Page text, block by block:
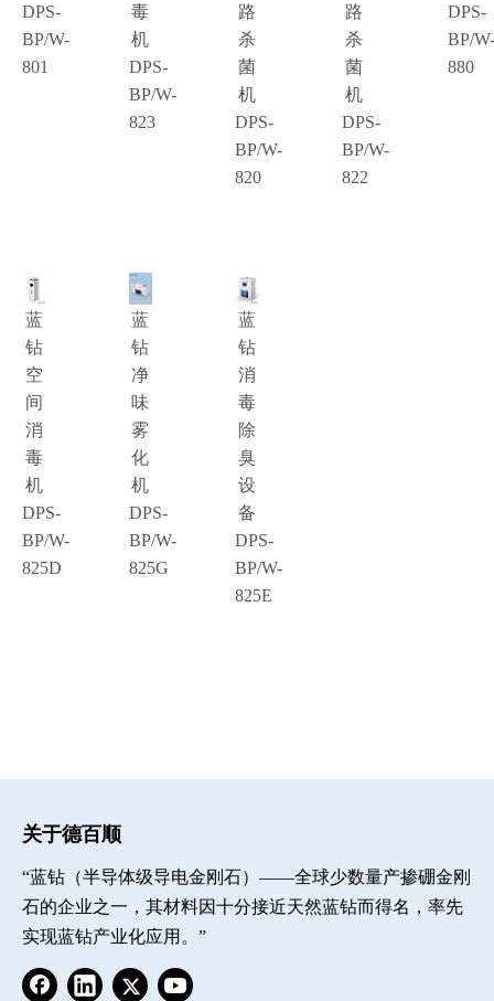
DPS-
BP/W-
801
毒
机
DPS-
BP/W-
823
路
杀
菌
机
DPS-
BP/W-
820
路
杀
菌
机
DPS-
BP/W-
822
DPS-
BP/
880
蓝
钻
空
间
消
毒
机
DPS-
BP/W-
825D
蓝
钻
净
味
雾
化
机
DPS-
BP/W-
825G
蓝
钻
消
毒
除
臭
设
备
DPS-
BP/W-
825E
关于德百顺
“蓝钻（半导体级导电金刚石）——全球少数量产掺硼金刚
石的企业之一，其材料因十分接近天然蓝钻而得名，率先
实现蓝钻产业化应用。”